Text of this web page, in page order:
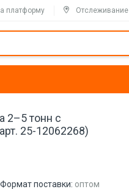
платформу Отслеживание
2–5 тонн с
25-12062268)
Формат поставки: оптом